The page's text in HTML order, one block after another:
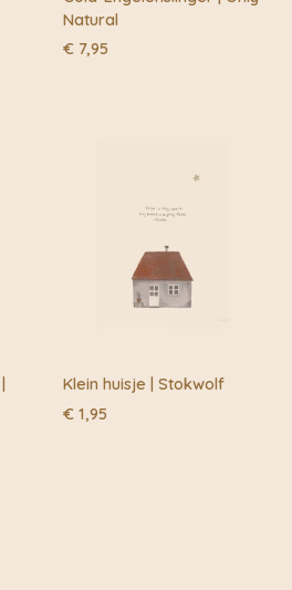
Natural
€ 7,95
Klein huisje | Stokwolf
€ 1,95